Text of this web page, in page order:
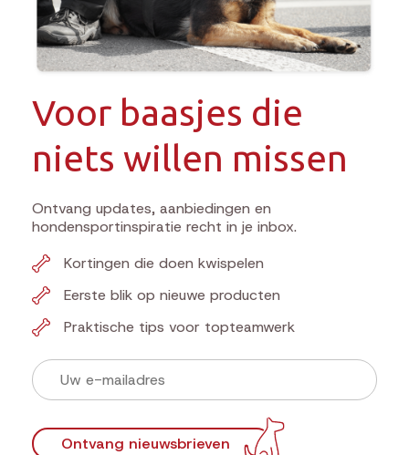
Voor baasjes die
niets willen missen
Ontvang updates, aanbiedingen en
hondensportinspiratie recht in je inbox.
Kortingen die doen kwispelen
Eerste blik op nieuwe producten
Praktische tips voor topteamwerk
Ontvang nieuwsbrieven